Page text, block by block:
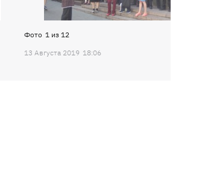
Фото 1 из 12
13 Августа 2019 18:06